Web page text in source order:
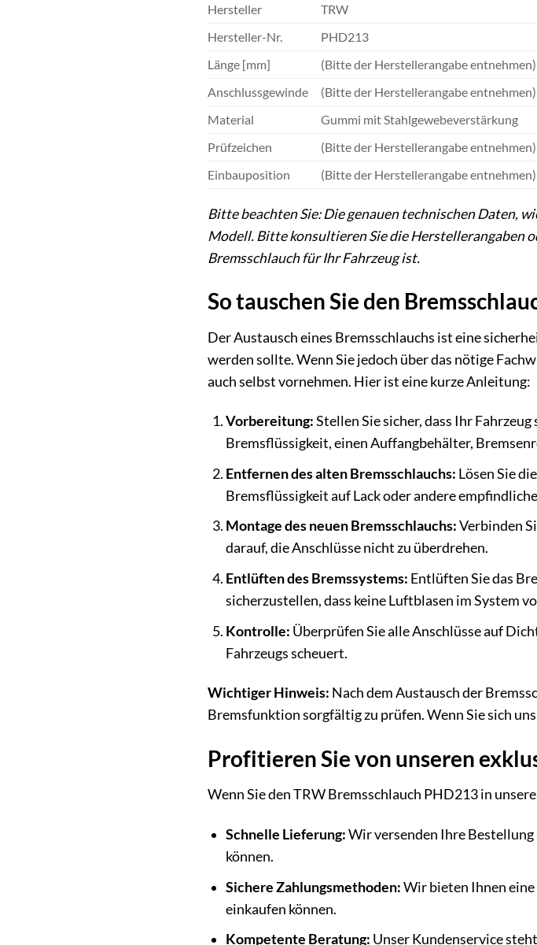
Hersteller
TRW
Hersteller-Nr.
PHD213
Länge [mm]
(Bitte der Herstellerangabe entnehmen)
Anschlussgewinde
(Bitte der Herstellerangabe entnehmen)
Material
Gummi mit Stahlgewebeverstärkung
Prüfzeichen
(Bitte der Herstellerangabe entnehmen)
Einbauposition
(Bitte der Herstellerangabe entnehmen)
Bitte beachten Sie: Die genauen technischen Daten,
Modell. Bitte konsultieren Sie die Herstellerangaben
Bremsschlauch für Ihr Fahrzeug ist.
So tauschen Sie den
Der Austausch eines Bremsschlauchs ist eine
werden sollte. Wenn Sie jedoch über das nötige
auch selbst vornehmen. Hier ist eine kurze Anleitung:
Vorbereitung:Stellen Sie sicher, dass Ihr
Bremsflüssigkeit, einen Auffangbehälter,
Entfernen des alten Bremsschlauchs: Lösen Sie
Bremsflüssigkeit auf Lack oder andere
Montage des neuen Bremsschlauchs:Verbinden
darauf, die Anschlüsse nicht zu überdrehen.
Entlüften des Bremssystems: Entlüften Sie das
sicherzustellen, dass keine Luftblasen im System
Kontrolle: Überprüfen Sie alle Anschlüsse auf
Fahrzeugs scheuert.
Wichtiger Hinweis: Nach dem Austausch der
Bremsfunktion sorgfältig zu prüfen. Wenn Sie sich
Profitieren Sie von unseren
Wenn Sie den TRW Bremsschlauch PHD213 in
Schnelle Lieferung:Wir versenden Ihre Bestellung
können.
Sichere Zahlungsmethoden:Wir bieten Ihnen
einkaufen können.
Kompetente Beratung: Unser Kundenservice